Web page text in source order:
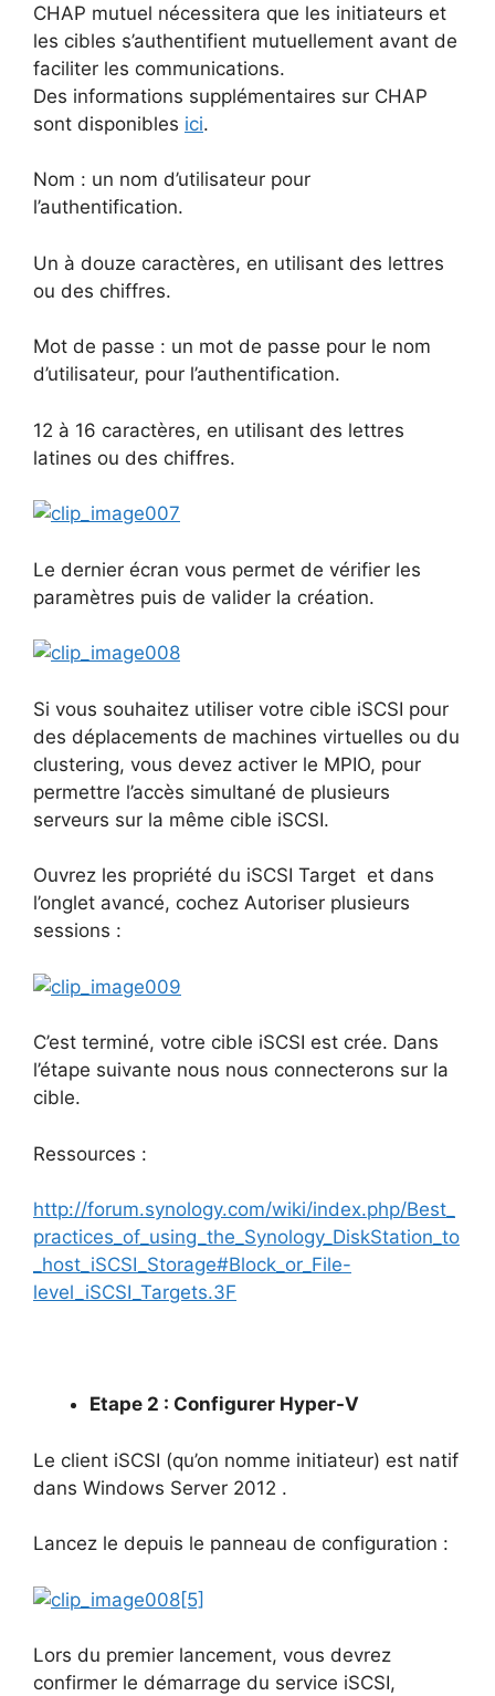
CHAP mutuel nécessitera que les initiateurs et
les cibles s’authentifient mutuellement avant de
faciliter les communications.
Des informations supplémentaires sur CHAP
sont disponibles ici.
Nom : un nom d’utilisateur pour
l’authentification.
Un à douze caractères, en utilisant des lettres
ou des chiffres.
Mot de passe : un mot de passe pour le nom
d’utilisateur, pour l’authentification.
12 à 16 caractères, en utilisant des lettres
latines ou des chiffres.
Le dernier écran vous permet de vérifier les
paramètres puis de valider la création.
Si vous souhaitez utiliser votre cible iSCSI pour
des déplacements de machines virtuelles ou du
clustering, vous devez activer le MPIO, pour
permettre l’accès simultané de plusieurs
serveurs sur la même cible iSCSI.
Ouvrez les propriété du iSCSI Target et dans
l’onglet avancé, cochez Autoriser plusieurs
sessions :
C’est terminé, votre cible iSCSI est crée. Dans
l’étape suivante nous nous connecterons sur la
cible.
Ressources :
http://forum.synology.com/wiki/index.php/Best_
practices_of_using_the_Synology_DiskStation_to
_host_iSCSI_Storage#Block_or_File-
level_iSCSI_Targets.3F
Etape 2 : Configurer Hyper-V
Le client iSCSI (qu’on nomme initiateur) est natif
dans Windows Server 2012 .
Lancez le depuis le panneau de configuration :
Lors du premier lancement, vous devrez
confirmer le démarrage du service iSCSI,